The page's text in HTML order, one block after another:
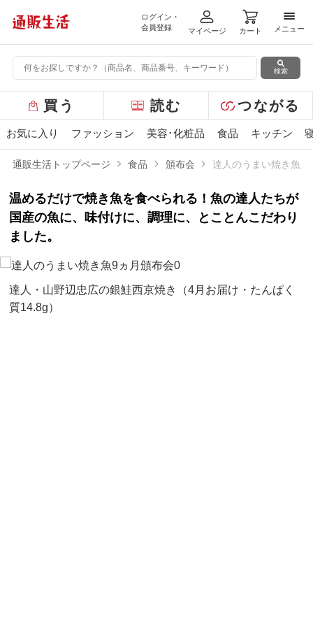
ログイン・
会員登録
マイページ カート
メニ
メニュー
検索
ー
バ
ュ
ー
買う 読む つながる
お気に入り ファッション 美容･化粧品 食品 キッチン
通販生活トップページ 食品 頒布会 達人のうまい焼き魚9
温めるだけで焼き魚を食べられる！魚の達人たちが
国産の魚に、味付けに、調理に、とことんこだわり
ました。
達人・山野辺忠広の銀鮭西京焼き（4月お届け・たんぱく
質14.8g）